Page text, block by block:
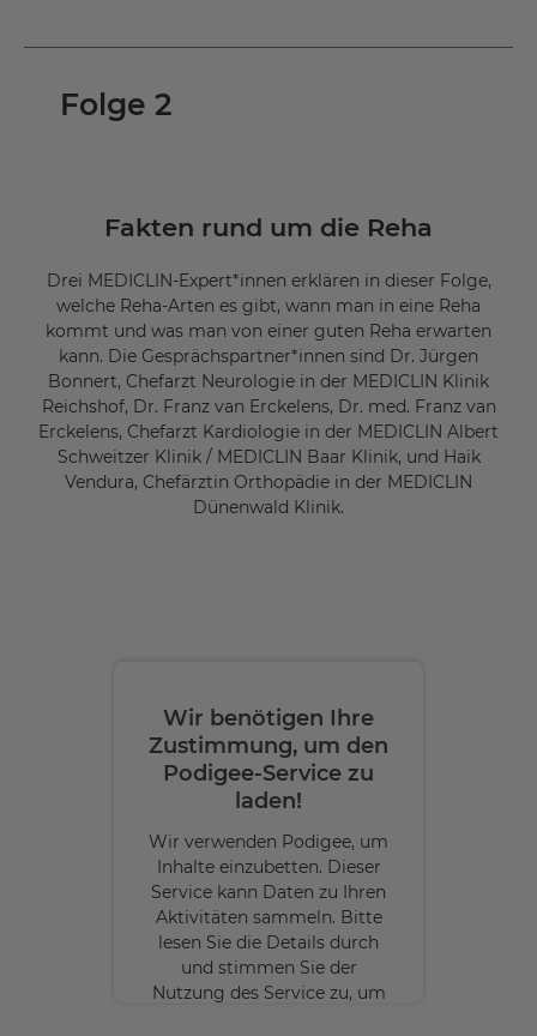
Folge 2
Fakten rund um die Reha
Drei MEDICLIN-Expert*innen erklären in dieser Folge,
welche Reha-Arten es gibt, wann man in eine Reha
kommt und was man von einer guten Reha erwarten
kann. Die Gesprächspartner*innen sind Dr. Jürgen
Bonnert, Chefarzt Neurologie in der MEDICLIN Klinik
Reichshof, Dr. Franz van Erckelens, Dr. med. Franz van
Erckelens, Chefarzt Kardiologie in der MEDICLIN Albert
Schweitzer Klinik / MEDICLIN Baar Klinik, und Haik
Vendura, Chefärztin Orthopädie in der MEDICLIN
Dünenwald Klinik.
Wir benötigen Ihre
Zustimmung, um den
Podigee-Service zu
laden!
Wir verwenden Podigee, um
Inhalte einzubetten. Dieser
Service kann Daten zu Ihren
Aktivitäten sammeln. Bitte
lesen Sie die Details durch
und stimmen Sie der
Nutzung des Service zu, um